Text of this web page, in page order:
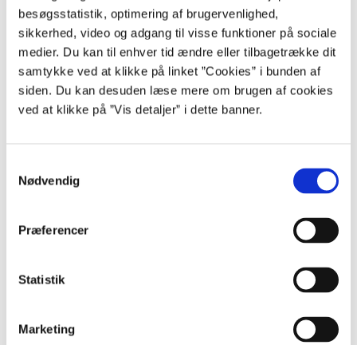
besøgsstatistik, optimering af brugervenlighed,
sikkerhed, video og adgang til visse funktioner på sociale
medier. Du kan til enhver tid ændre eller tilbagetrække dit
samtykke ved at klikke på linket ”Cookies” i bunden af
siden. Du kan desuden læse mere om brugen af cookies
ved at klikke på ”Vis detaljer” i dette banner.
Nødvendig
Præferencer
Statistik
Marketing
Finanslove og statsregnskabet
Finanslove og statsregnskaber er tilgængelige online.
Gå til Finansministeriets Finanslovsdatabase
Gå til Finansministeriets Regnskabsdatabase